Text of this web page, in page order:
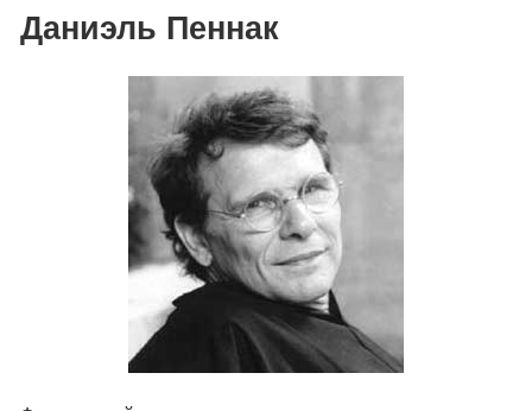
Даниэль Пеннак